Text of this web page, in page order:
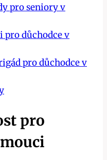
pro seniory v
pro důchodce v
pro důchodce v
pro